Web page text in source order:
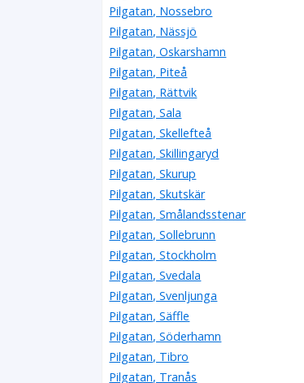
Pilgatan, Nossebro
Pilgatan, Nässjö
Pilgatan, Oskarshamn
Pilgatan, Piteå
Pilgatan, Rättvik
Pilgatan, Sala
Pilgatan, Skellefteå
Pilgatan, Skillingaryd
Pilgatan, Skurup
Pilgatan, Skutskär
Pilgatan, Smålandsstenar
Pilgatan, Sollebrunn
Pilgatan, Stockholm
Pilgatan, Svedala
Pilgatan, Svenljunga
Pilgatan, Säffle
Pilgatan, Söderhamn
Pilgatan, Tibro
Pilgatan, Tranås